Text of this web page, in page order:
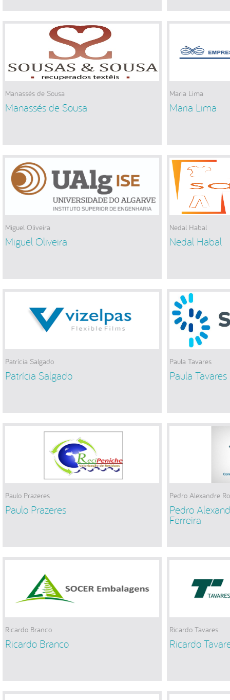
Manassés de Sousa
Manassés de Sousa
Maria Lima
Maria Lima
Miguel Oliveira
Miguel Oliveira
Nedal Habal
Nedal Habal
Patrícia Salgado
Patrícia Salgado
Paula Tavares
Paula Tavares
Paulo Prazeres
Paulo Prazeres
Pedro Alexandre
Pedro
Ferreira
Ricardo Branco
Ricardo Branco
Ricardo Tavares
Ricardo